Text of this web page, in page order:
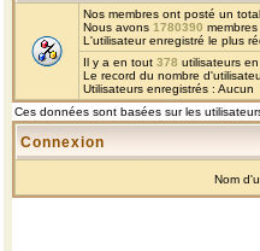
Nos membres ont posté un
Nous avons 1780390
L'utilisateur enregistré le plus
Il y a en tout 378 utilisateurs
Le record du nombre
Utilisateurs enregistrés : Aucun
Ces données sont basées sur les
Connexion
Nom